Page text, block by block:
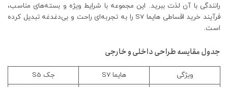
رانندگی با آن لذت ببرید. این مجموعه با شرایط ویژه و بسته‌های مناسب،
فرآیند خرید اقساطی هایما S7 را به تجربه‌ای راحت و بی‌دغدغه تبدیل کرده
است.
جدول مقایسه طراحی داخلی و خارجی
ویژگی هایما S7 جک S5